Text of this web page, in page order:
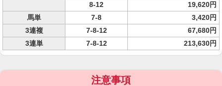
8-12
19,620円
馬単
7-8
3,420円
3連複
7-8-12
67,680円
3連単
7-8-12 213,630円
注意事項